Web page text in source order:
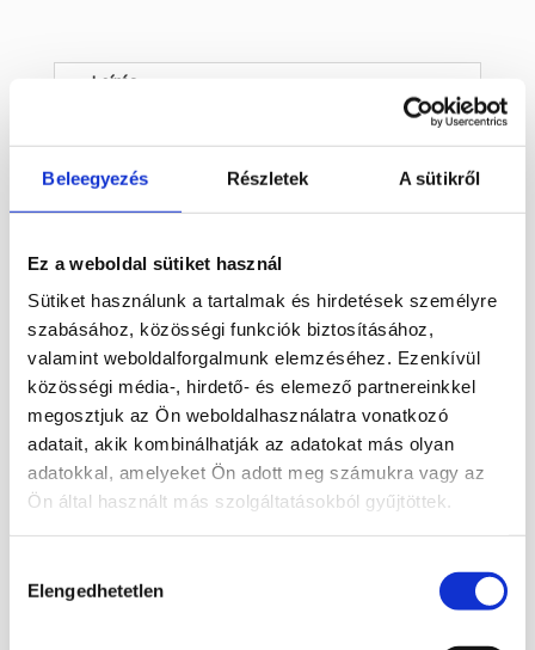
Beleegyezés Részletek A sütikről
Ez a weboldal sütiket használ
Sütiket használunk a tartalmak és hirdetések személyre
szabásához, közösségi funkciók biztosításához,
valamint weboldalforgalmunk elemzéséhez. Ezenkívül
közösségi média-, hirdető- és elemező partnereinkkel
megosztjuk az Ön weboldalhasználatra vonatkozó
adatait, akik kombinálhatják az adatokat más olyan
adatokkal, amelyeket Ön adott meg számukra vagy az
Ön által használt más szolgáltatásokból gyűjtöttek.
kiválasztása
Elengedhetetlen
Leírás
Faragott, fluorit ásvány koponya. 9 x 5,5 cm
Súlya: 489 gramm
videón ásvány koponyáink, így talán
Ásvány koponyák címmel. Itt sajnos a lopás
és másolásvédelem miatt nem lehet a linkre
kattintani.
https://www.youtube.com/watch?